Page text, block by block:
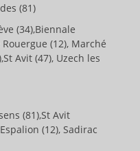
(81)
(34),Biennale
(12), Marché
Avit (47), Uzech les
(81),St Avit
(12), Sadirac